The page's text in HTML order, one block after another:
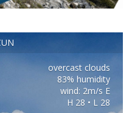
overcast clouds
83% humidity
wind: 2m/s E
H 28 • L 28